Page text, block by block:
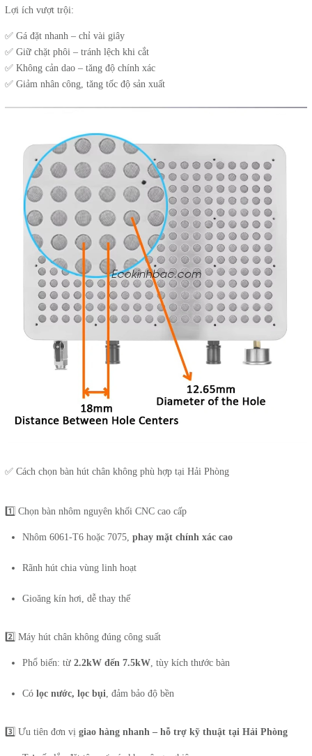
Lợi ích vượt trội:
✅ Gá đặt nhanh – chỉ vài giây
✅ Giữ chặt phôi – tránh lệch khi cắt
✅ Không cản dao – tăng độ chính xác
✅ Giảm nhân công, tăng tốc độ sản xuất
✅ Cách chọn bàn hút chân không phù hợp tại Hải Phòng
1️⃣ Chọn bàn nhôm nguyên khối CNC cao cấp
Nhôm 6061-T6 hoặc 7075, phay mặt chính xác cao
Rãnh hút chia vùng linh hoạt
Gioăng kín hơi, dễ thay thế
2️⃣ Máy hút chân không đúng công suất
Phổ biến: từ 2.2kW đến 7.5kW , tùy kích thước bàn
Có lọc nước, lọc bụi , đảm bảo độ bền
3️⃣ Ưu tiên đơn vị giao hàng nhanh – hỗ trợ kỹ thuật tại Hải Phòng